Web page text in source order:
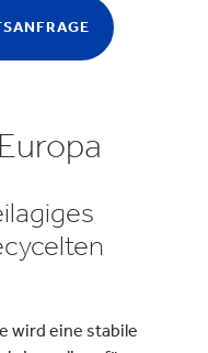
wird eine stabile